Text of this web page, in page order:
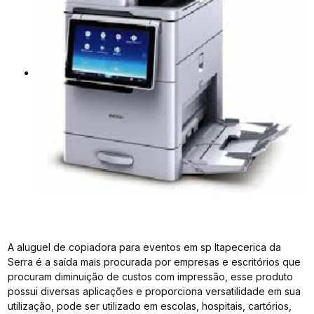
A aluguel de copiadora para eventos em sp Itapecerica da
Serra é a saída mais procurada por empresas e escritórios que
procuram diminuição de custos com impressão, esse produto
possui diversas aplicações e proporciona versatilidade em sua
utilização, pode ser utilizado em escolas, hospitais, cartórios,